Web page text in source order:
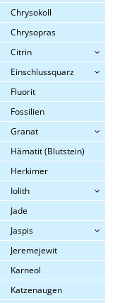
Chrysokoll
Chrysopras
Citrin
Einschlussquarz
Fluorit
Fossilien
Granat
Hämatit (Blutstein)
Herkimer
Iolith
Jade
Jaspis
Jeremejewit
Karneol
Katzenaugen